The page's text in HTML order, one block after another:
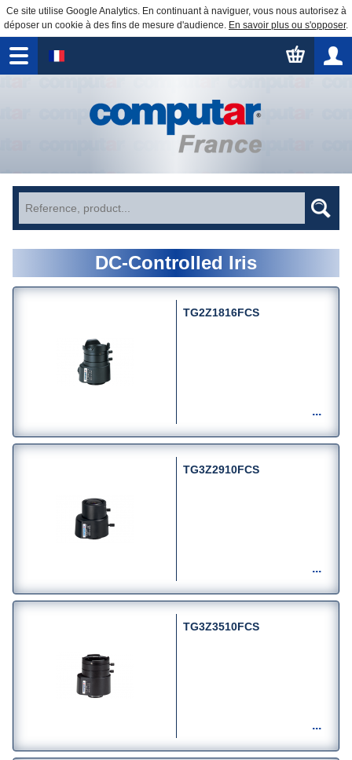
Ce site utilise Google Analytics. En continuant à naviguer, vous nous autorisez à
déposer un cookie à des fins de mesure d'audience. En savoir plus ou s'opposer.
DC-Controlled Iris
TG2Z1816FCS
TG3Z2910FCS
TG3Z3510FCS